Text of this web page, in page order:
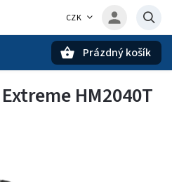
CZK
Prázdný košík
HM2040T